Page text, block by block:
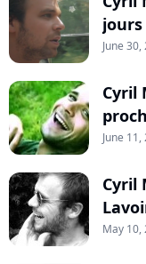
June 30,
Cyril
June 11,
Cyril
May 10,